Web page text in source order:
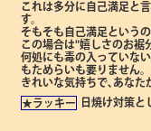
これは多分に自己満足と
す。
そもそも自己満足という
この場合は"嬉しさのお裾
何処にも毒の入っていな
もためらいも要りません。
きれいな気持ちで､あなた
★ラッキー
日焼け対策と